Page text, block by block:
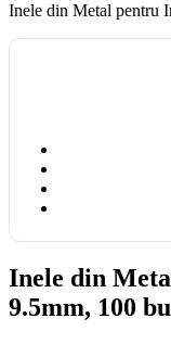
Inele din Metal pentru
Inele din
9.5mm, 100